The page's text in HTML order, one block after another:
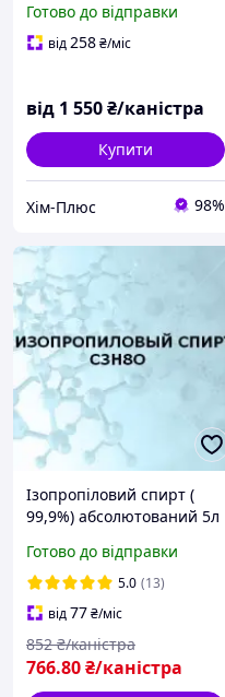
Готово до відправки
від258₴/міс
від 1 550₴/каністра
Купити
Хім-Плюс 98%
Ізопропіловий спирт (
99,9%) абсолютований 5л
Готово до відправки
5.0 (13)
від77₴/міс
766.80₴/каністра
852 ₴/каністра